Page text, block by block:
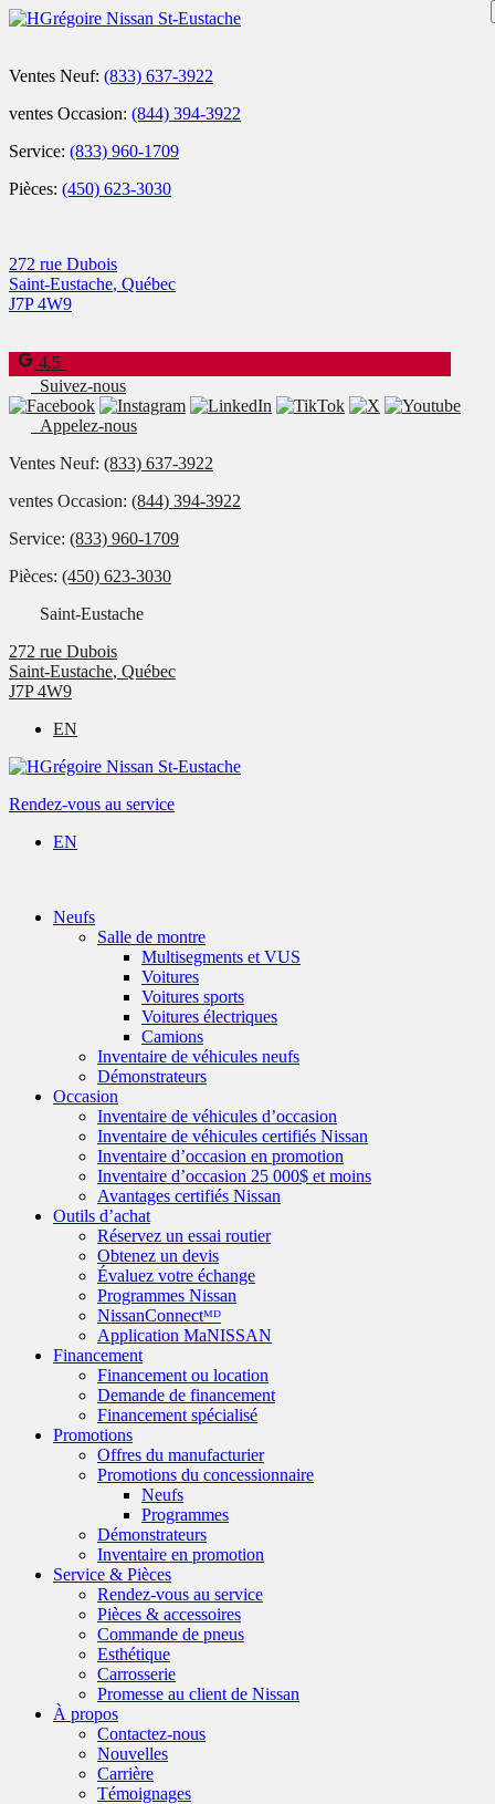
Ventes Neuf: (833) 637-3922
ventes Occasion: (844) 394-3922
Service: (833) 960-1709
Pièces: (450) 623-3030
272 rue Dubois
Saint-Eustache, Québec
J7P 4W9
4.5
Suivez-nous
Appelez-nous
Ventes Neuf: (833) 637-3922
ventes Occasion: (844) 394-3922
Service: (833) 960-1709
Pièces: (450) 623-3030
Saint-Eustache
272 rue Dubois
Saint-Eustache, Québec
J7P 4W9
EN
Rendez-vous au service
EN
Neufs
Salle de montre
Multisegments et VUS
Voitures
Voitures sports
Voitures électriques
Camions
Inventaire de véhicules neufs
Démonstrateurs
Occasion
Inventaire de véhicules d’occasion
Inventaire de véhicules certifiés Nissan
Inventaire d’occasion en promotion
Inventaire d’occasion 25 000$ et moins
Avantages certifiés Nissan
Outils d’achat
Réservez un essai routier
Obtenez un devis
Évaluez votre échange
Programmes Nissan
NissanConnectᴹᴰ
Application MaNISSAN
Financement
Financement ou location
Demande de financement
Financement spécialisé
Promotions
Offres du manufacturier
Promotions du concessionnaire
Neufs
Programmes
Démonstrateurs
Inventaire en promotion
Service & Pièces
Rendez-vous au service
Pièces & accessoires
Commande de pneus
Esthétique
Carrosserie
Promesse au client de Nissan
À propos
Contactez-nous
Nouvelles
Carrière
Témoignages